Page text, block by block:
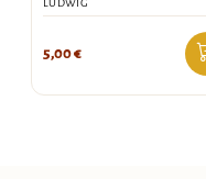
LUDWIG
5,00€